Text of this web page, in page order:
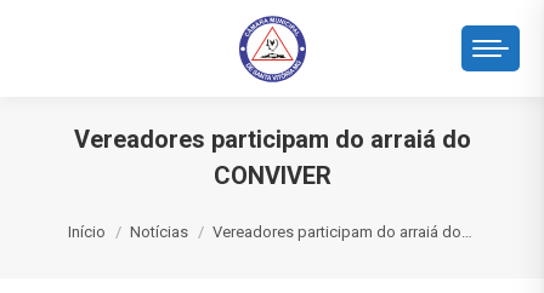
Vereadores participam do arraiá do
CONVIVER
Início Notícias Vereadores participam do arraiá do…